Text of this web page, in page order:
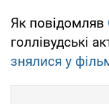
Як повідомляв
голлівудські
знялися у